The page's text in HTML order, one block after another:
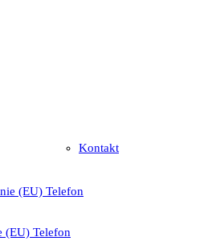
Kontakt
(EU) Telefon
(EU) Telefon